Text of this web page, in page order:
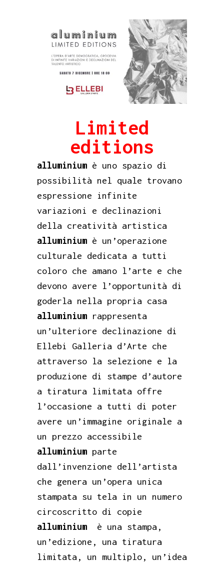
Limited
editions
alluminium è uno spazio di
possibilità nel quale trovano
espressione infinite
variazioni e declinazioni
della creatività artistica
alluminium è un’operazione
culturale dedicata a tutti
coloro che amano l’arte e che
devono avere l’opportunità di
goderla nella propria casa
alluminium rappresenta
un’ulteriore declinazione di
Ellebi Galleria d’Arte che
attraverso la selezione e la
produzione di stampe d’autore
a tiratura limitata offre
l’occasione a tutti di poter
avere un’immagine originale a
un prezzo accessibile
alluminium parte
dall’invenzione dell’artista
che genera un’opera unica
stampata su tela in un numero
circoscritto di copie
alluminium è una stampa,
un’edizione, una tiratura
limitata, un multiplo, un’idea